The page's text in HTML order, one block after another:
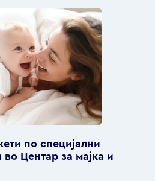
по специјални
Центар за мајка и